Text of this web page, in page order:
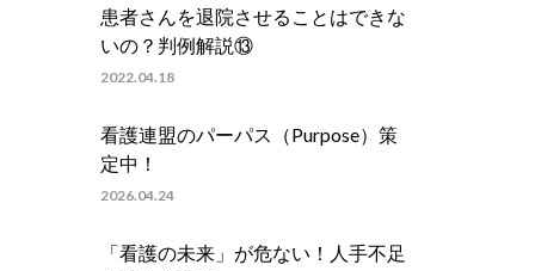
患者さんを退院させることはできな
いの？判例解説⑬
2022.04.18
看護連盟のパーパス（Purpose）策
定中！
2026.04.24
「看護の未来」が危ない！人手不足